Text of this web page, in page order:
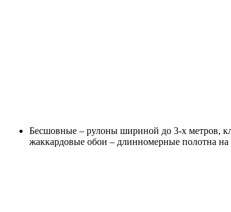
Бесшовные – рулоны шириной до 3-х метров,
жаккардовые обои – длинномерные полотна